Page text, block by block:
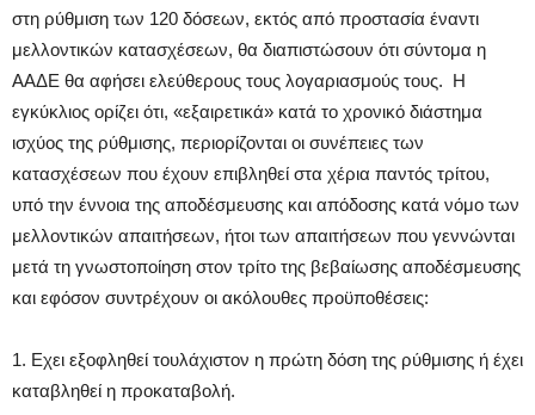
στη ρύθμιση των 120 δόσεων, εκτός από προστασία έναντι
μελλοντικών κατασχέσεων, θα διαπιστώσουν ότι σύντομα η
ΑΑΔΕ θα αφήσει ελεύθερους τους λογαριασμούς τους. Η
εγκύκλιος ορίζει ότι, «εξαιρετικά» κατά το χρονικό διάστημα
ισχύος της ρύθμισης, περιορίζονται οι συνέπειες των
κατασχέσεων που έχουν επιβληθεί στα χέρια παντός τρίτου,
υπό την έννοια της αποδέσμευσης και απόδοσης κατά νόμο των
μελλοντικών απαιτήσεων, ήτοι των απαιτήσεων που γεννώνται
μετά τη γνωστοποίηση στον τρίτο της βεβαίωσης αποδέσμευσης
και εφόσον συντρέχουν οι ακόλουθες προϋποθέσεις:
1. Εχει εξοφληθεί τουλάχιστον η πρώτη δόση της ρύθμισης ή έχει
καταβληθεί η προκαταβολή.